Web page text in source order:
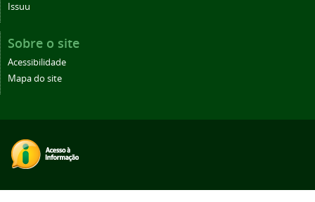
Issuu
Sobre o site
Acessibilidade
Mapa do site